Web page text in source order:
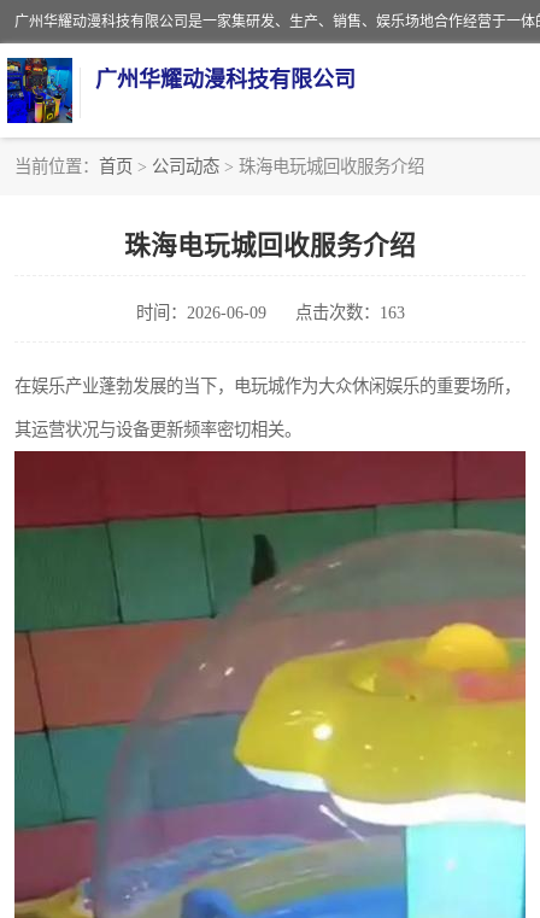
广州华耀动漫科技有限公司
当前位置： 首页 > 公司动态 > 珠海电玩城回收服务介绍
珠海电玩城回收服务介绍
时间：2026-06-09 点击次数：163
在娱乐产业蓬勃发展的当下，电玩城作为大众休闲娱乐的重要场所，
其运营状况与设备更新频率密切相关。
游戏厅回收